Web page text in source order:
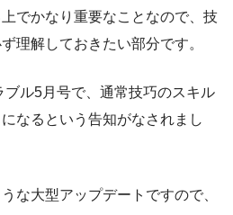
でかなり重要なことなので、技
理解しておきたい部分です。
ル5月号で、通常技巧のスキル
なるという告知がなされまし
な大型アップデートですので、